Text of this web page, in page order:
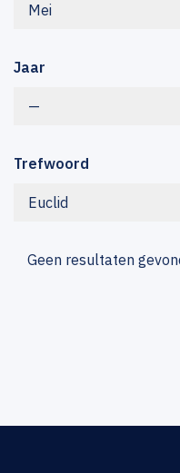
Mei
Jaar
—
Trefwoord
Euclid
Geen resultaten